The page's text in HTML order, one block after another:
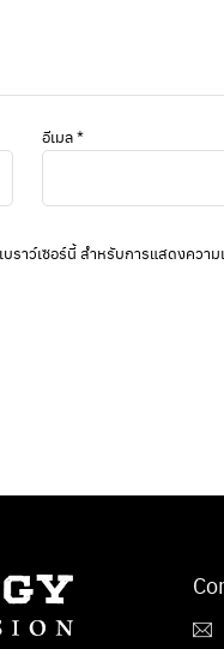
อีเมล*
ราว์เซอร์นี้ สำหรับการแสดงควา